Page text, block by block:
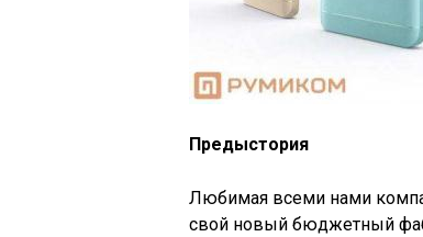
Предыстория
Любимая всеми нами
свой новый бюджетный